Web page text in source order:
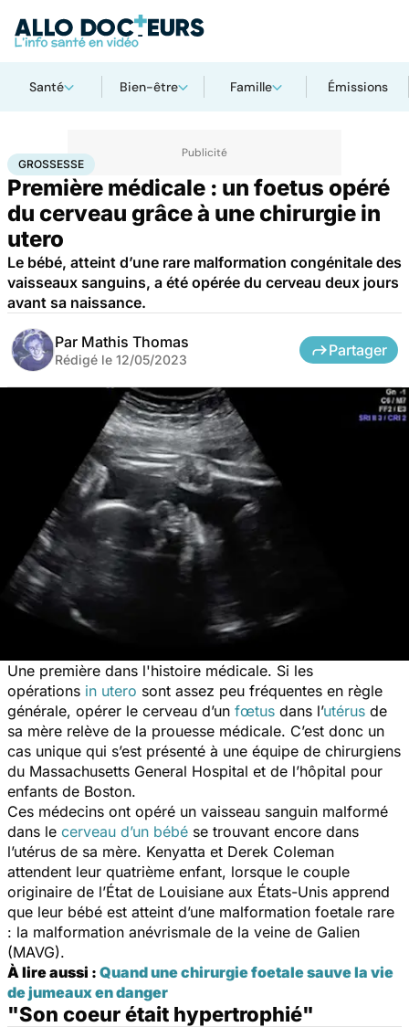
Santé Bien-être Famille Émissions
AccueilSantéMaladies Maladies raresGrossesse
GROSSESSE
Première médicale : un foetus opéré
du cerveau grâce à une chirurgie in
utero
Le bébé, atteint d’une rare malformation congénitale des
vaisseaux sanguins, a été opérée du cerveau deux jours
avant sa naissance.
Par Mathis Thomas
Rédigé le 12/05/2023
Partager
Une première dans l'histoire médicale. Si les
opérations in utero sont assez peu fréquentes en règle
générale, opérer le cerveau d’un fœtus dans l’utérus de
sa mère relève de la prouesse médicale. C’est donc un
cas unique qui s’est présenté à une équipe de chirurgiens
du Massachusetts General Hospital et de l’hôpital pour
enfants de Boston.
Ces médecins ont opéré un vaisseau sanguin malformé
dans le cerveau d’un bébé se trouvant encore dans
l’utérus de sa mère. Kenyatta et Derek Coleman
attendent leur quatrième enfant, lorsque le couple
originaire de l’État de Louisiane aux États-Unis apprend
que leur bébé est atteint d’une malformation foetale rare
: la malformation anévrismale de la veine de Galien
(MAVG).
À lire aussi : Quand une chirurgie foetale sauve la vie
de jumeaux en danger
"Son coeur était hypertrophié"